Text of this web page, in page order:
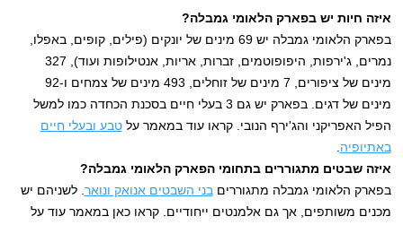
איזה חיות יש בפארק הלאומי גמבלה?
בפארק הלאומי גמבלה יש 69 מינים של יונקים (פילים, קופים, באפלו,
נמרים, ג'ירפות, היפופוטמים, זברות, אריות, אנטילופות ועוד), 327
מינים של ציפורים, 7 מינים של זוחלים, 493 מינים של צמחים ו-92
מינים של דגים. בפארק יש גם 3 בעלי חיים בסכנת הכחדה כמו למשל
הפיל האפריקני והג'ירף הנובי. קראו עוד במאמר עלטבע ובעלי חיים
באתיופיה.
איזה שבטים מתגוררים בתחומי הפארק הלאומי גמבלה?
בפארק הלאומי גמבלה מתגורריםבני השבטים אנואק ונואר. לשניהם יש
מכנים משותפים, אך גם אלמנטים ייחודיים. קראו כאן במאמר עוד על